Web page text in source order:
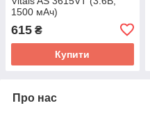
1500 мАч)
615 ₴
Купити
Про нас